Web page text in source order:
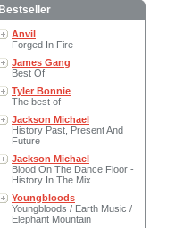
Bestseller
Anvil
Forged In Fire
James Gang
Best Of
Tyler Bonnie
The best of
Jackson Michael
History Past, Present And
Future
Jackson Michael
Blood On The Dance Floor -
History In The Mix
Youngbloods
Youngbloods / Earth Music /
Elephant Mountain